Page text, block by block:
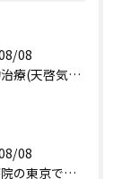
08
天啓気功治療(天啓気療)と財団の実在性を東京都内で確認する方法と信頼できる選び方
08
天啓気療院の東京で難病施術に気功で寛解を目指すクンダリニーチャクラ覚醒法